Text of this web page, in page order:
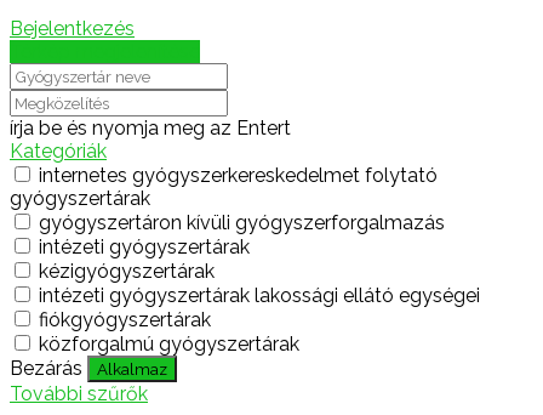
Bejelentkezés
írja be és nyomja meg az Entert
Kategóriák
internetes gyógyszerkereskedelmet folytató
gyógyszertárak
gyógyszertáron kívüli gyógyszerforgalmazás
intézeti gyógyszertárak
kézigyógyszertárak
intézeti gyógyszertárak lakossági ellátó egységei
fiókgyógyszertárak
közforgalmú gyógyszertárak
Bezárás
Alkalmaz
További szűrők